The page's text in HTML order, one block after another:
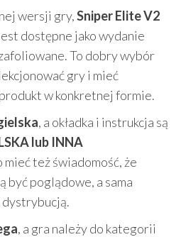
wersji gry,Sniper Elite V2
dostępne jako wydanie
To dobry wybór
gry i mieć
w konkretnej formie.
, a okładka i instrukcja są
lub INNA
mieć też świadomość, że
być poglądowe, a sama
dystrybucją.
, a gra należy do kategorii